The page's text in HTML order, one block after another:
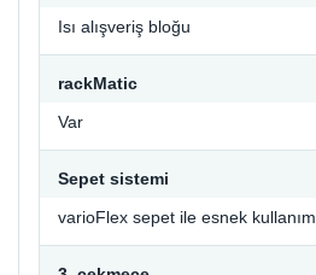
Isı alışveriş bloğu
rackMatic
Var
Sepet sistemi
varioFlex sepet ile esnek kullanım